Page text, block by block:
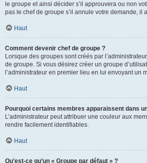
le groupe et ainsi décider s’il approuvera ou non
pas le chef de groupe s’il annule votre demande, il
Haut
Comment devenir chef de groupe ?
Lorsque des groupes sont créés par
de groupe. Si vous désirez créer un groupe
l’administrateur en premier lieu en lui envoyant un
Haut
Pourquoi certains membres apparaissent dans
L’administrateur peut attribuer une couleur aux
rendre facilement identifiables.
Haut
Qu’est-ce qu’un « Groupe par défaut » ?